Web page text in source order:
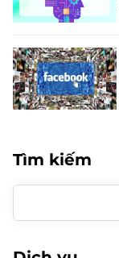
Tìm kiếm
Tìm
cho: